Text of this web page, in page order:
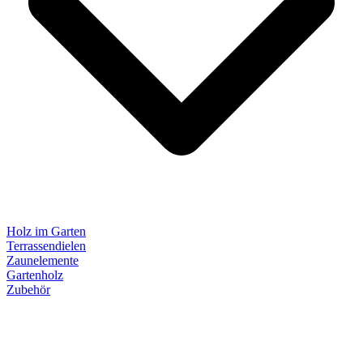
Holz im Garten
Terrassendielen
Zaunelemente
Gartenholz
Zubehör